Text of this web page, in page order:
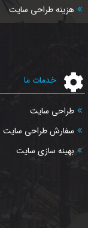
هزینه طراحی سایت
خدمات ما
طراحی سایت
سفارش طراحی سایت
بهینه سازی سایت